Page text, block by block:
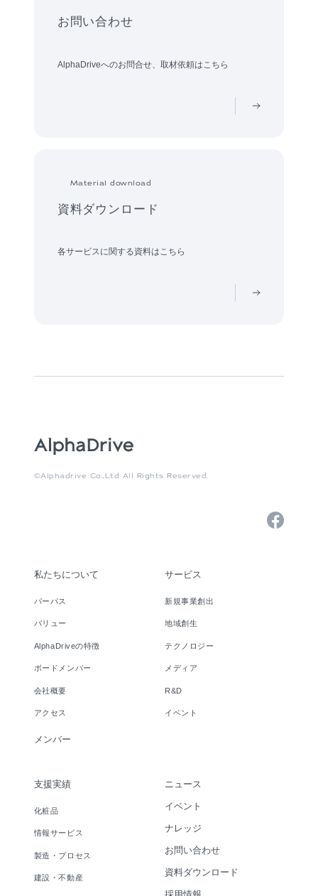
お問い合わせ
AlphaDriveへのお問合せ、取材依頼はこちら
Material download
資料ダウンロード
各サービスに関する資料はこちら
©Alphadrive Co.,Ltd All Rights Reserved.
私たちについて
パーパス
バリュー
AlphaDriveの特徴
ボードメンバー
会社概要
アクセス
メンバー
サービス
新規事業創出
地域創生
テクノロジー
メディア
R&D
イベント
支援実績
化粧品
情報サービス
製造・プロセス
建設・不動産
ニュース
イベント
ナレッジ
お問い合わせ
資料ダウンロード